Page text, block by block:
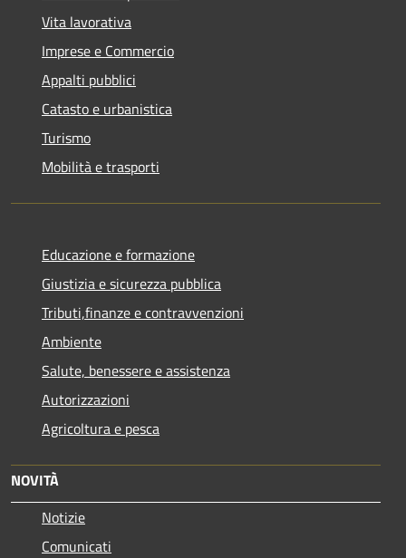
Vita lavorativa
Imprese e Commercio
Appalti pubblici
Catasto e urbanistica
Turismo
Mobilità e trasporti
Educazione e formazione
Giustizia e sicurezza pubblica
Tributi,finanze e contravvenzioni
Ambiente
Salute, benessere e assistenza
Autorizzazioni
Agricoltura e pesca
NOVITÀ
Notizie
Comunicati